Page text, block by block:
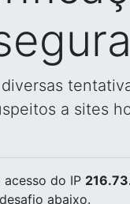
a sites
acesso do IP
abaixo.